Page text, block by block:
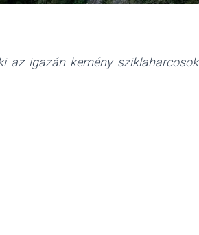
az igazán kemény